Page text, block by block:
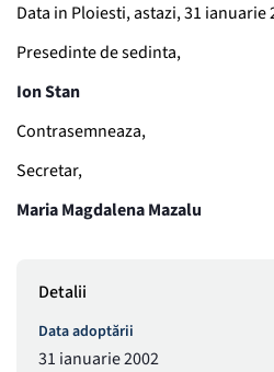
Data in Ploiesti, astazi, 31 ianuarie
Presedinte de sedinta,
Ion Stan
Contrasemneaza,
Secretar,
Maria Magdalena Mazalu
Detalii
Data adoptării
31 ianuarie 2002